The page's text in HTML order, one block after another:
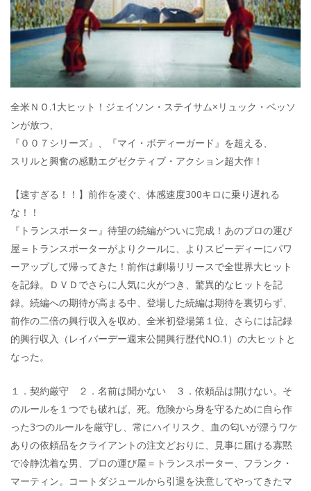
全米ＮＯ.1大ヒット！ジェイソン・ステイサム×リュック・ベッソ
ンが放つ、
『００７シリーズ』、『マイ・ボディーガード』を超える、
スリルと興奮の感動エグゼクティブ・アクション超大作！
【速すぎる！！】前作を凌ぐ、体感速度300キロに乗り遅れる
な！！
『トランスポーター』待望の続編がついに完成！あのプロの運び
屋＝トランスポーターがよりクールに、よりスピーディーにパワ
ーアップして帰ってきた！前作は劇場リリースで全世界大ヒット
を記録。ＤＶＤでさらに人気に火がつき、驚異的なヒットを記
録。続編への期待が高まる中、登場した続編は期待を裏切らず、
前作の二倍の興行収入を収め、全米初登場第１位、さらには記録
的興行収入（レイバーデー週末公開興行歴代NO.1）の大ヒットと
なった。
１．契約厳守 ２．名前は聞かない ３．依頼品は開けない。そ
のルールを１つでも破れば、死。危険から身を守るために自ら作
った3つのルールを厳守し、常にハイリスク、血の匂いが漂うワケ
ありの依頼品をクライアントの注文どおりに、見事に届ける寡黙
で冷静沈着な男、プロの運び屋＝トランスポーター、フランク・
マーティン。コートダジュールから引退を決意してやってきたマ